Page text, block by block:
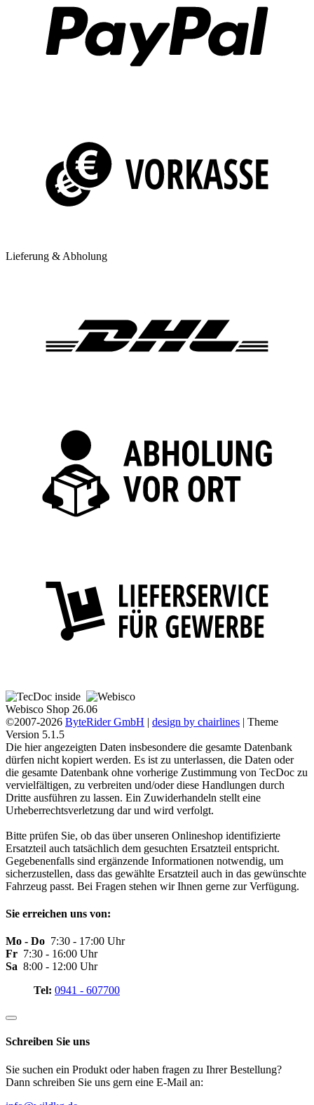
Lieferung & Abholung
Webisco Shop 26.06
©2007-2026 ByteRider GmbH | design by chairlines | Theme
Version 5.1.5
Die hier angezeigten Daten insbesondere die gesamte Datenbank
dürfen nicht kopiert werden. Es ist zu unterlassen, die Daten oder
die gesamte Datenbank ohne vorherige Zustimmung von TecDoc zu
vervielfältigen, zu verbreiten und/oder diese Handlungen durch
Dritte ausführen zu lassen. Ein Zuwiderhandeln stellt eine
Urheberrechtsverletzung dar und wird verfolgt.
Bitte prüfen Sie, ob das über unseren Onlineshop identifizierte
Ersatzteil auch tatsächlich dem gesuchten Ersatzteil entspricht.
Gegebenenfalls sind ergänzende Informationen notwendig, um
sicherzustellen, dass das gewählte Ersatzteil auch in das gewünschte
Fahrzeug passt. Bei Fragen stehen wir Ihnen gerne zur Verfügung.
Sie erreichen uns von:
Mo - Do 7:30 - 17:00 Uhr
Fr 7:30 - 16:00 Uhr
Sa 8:00 - 12:00 Uhr
Tel: 0941 - 607700
Schreiben Sie uns
Sie suchen ein Produkt oder haben fragen zu Ihrer Bestellung?
Dann schreiben Sie uns gern eine E-Mail an: